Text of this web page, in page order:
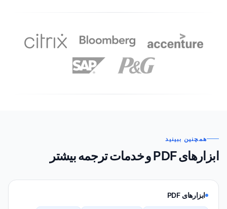
همچنین ببینید
ابزارهای PDF و خدمات ترجمه بیشتر
ابزارهای PDF